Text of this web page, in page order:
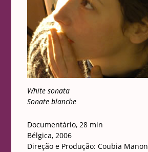
White sonata
Sonate blanche
Documentário, 28 min
Bélgica, 2006
Direção e Produção: Coubia Manon